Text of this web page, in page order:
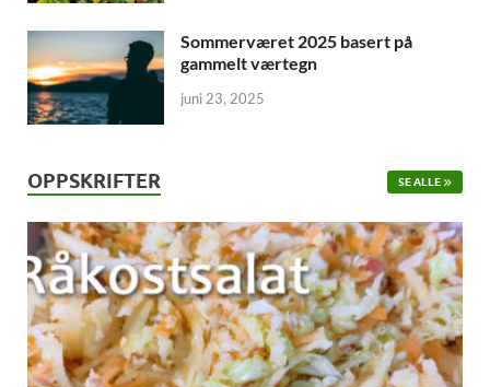
Sommerværet 2025 basert på
gammelt værtegn
juni 23, 2025
OPPSKRIFTER SE ALLE